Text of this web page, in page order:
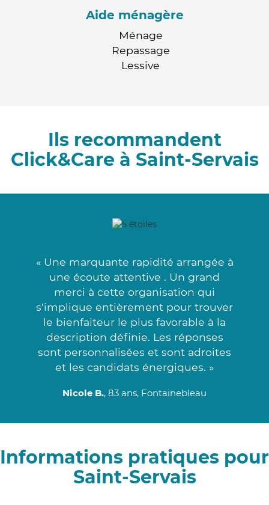
Aide ménagère
Ménage
Repassage
Lessive
Ils recommandent
Click&Care à Saint-Servais
« Une marquante rapidité arrangée à
une écoute attentive . Un grand
merci à cette organisation qui
s'implique entièrement pour trouver
le bienfaiteur le plus favorable à la
description définie. Les réponses
sont personnalisées et sont adroites
et les candidats énergiques. »
Nicole B., 83 ans, Fontainebleau
Informations pratiques pour
Saint-Servais